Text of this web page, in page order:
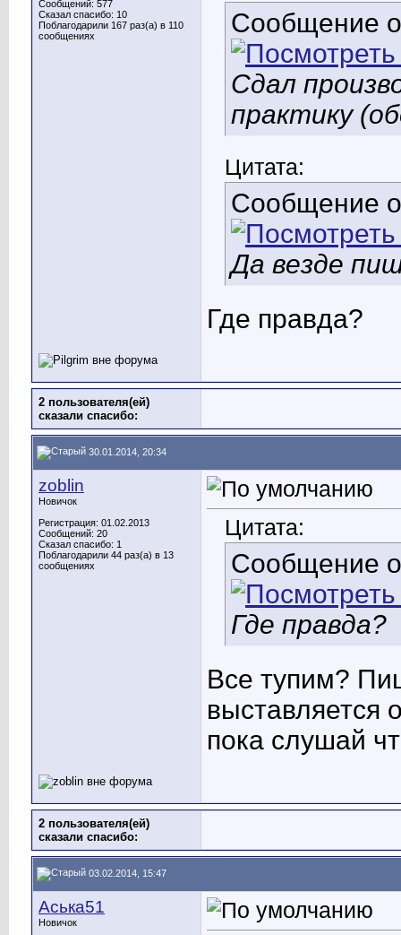
Сообщений: 577
Сказал спасибо: 10
Поблагодарили 167 раз(а) в 110
сообщениях
Сообщение
Сдал
практику
Цитата:
Сообщение
Да везде
Где правда?
2 пользователя(ей)
сказали cпасибо:
30.01.2014, 20:34
zoblin
Новичок
Регистрация: 01.02.2013
Сообщений: 20
Сказал спасибо: 1
Поблагодарили 44 раз(а) в 13
сообщениях
Цитата:
Сообщение
Где правда?
Все тупим?
выставляется
пока слушай
2 пользователя(ей)
сказали cпасибо:
03.02.2014, 15:47
Аська51
Новичок